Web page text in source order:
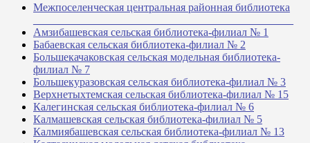
Межпоселенческая центральная районная библиотека
Амзибашевская сельская библиотека-филиал № 1
Бабаевская сельская библиотека-филиал № 2
Большекачаковская сельская модельная библиотека-
филиал № 7
Большекуразовская сельская библиотека-филиал № 3
Верхнетыхтемская сельская библиотека-филиал № 15
Калегинская сельская библиотека-филиал № 6
Калмашевская сельская библиотека-филиал № 5
Калмиябашевская сельская библиотека-филиал № 13